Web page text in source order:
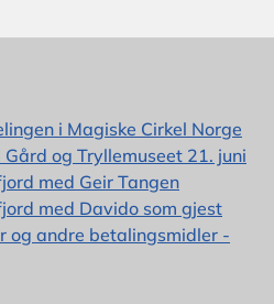
i Magiske Cirkel Norge
og Tryllemuseet 21. juni
med Geir Tangen
med Davido som gjest
og andre betalingsmidler -